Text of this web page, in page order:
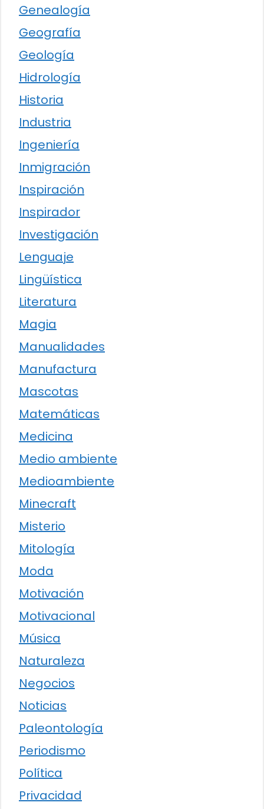
Genealogía
Geografía
Geología
Hidrología
Historia
Industria
Ingeniería
Inmigración
Inspiración
Inspirador
Investigación
Lenguaje
Lingüística
Literatura
Magia
Manualidades
Manufactura
Mascotas
Matemáticas
Medicina
Medio ambiente
Medioambiente
Minecraft
Misterio
Mitología
Moda
Motivación
Motivacional
Música
Naturaleza
Negocios
Noticias
Paleontología
Periodismo
Política
Privacidad